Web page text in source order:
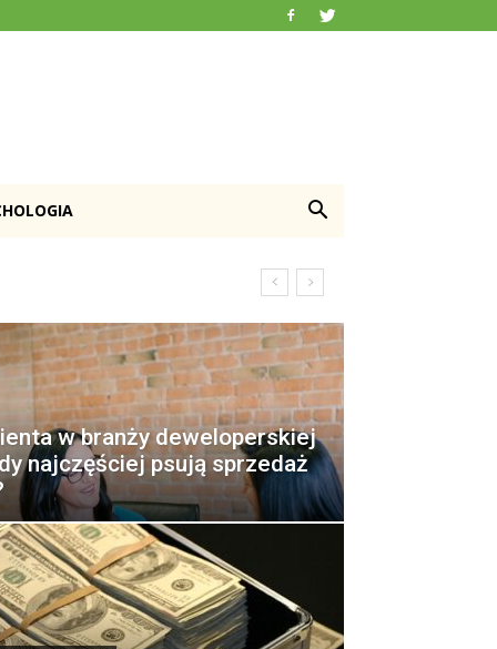
w branży deweloperskiej
najczęściej psują sprzedaż